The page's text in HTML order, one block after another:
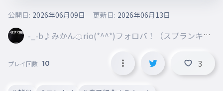
-_-b♪みかん🍊rio(*^^*)フォロバ！（スプランキー
公開日: 2026年06月09日 更新日: 2026年06月13日
プレイ回数 10 3